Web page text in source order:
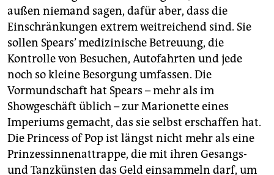
außen niemand sagen, dafür aber, dass die
Einschränkungen extrem weitreichend sind. Sie
sollen Spears’ medizinische Betreuung, die
Kontrolle von Besuchen, Autofahrten und jede
noch so kleine Besorgung umfassen. Die
Vormundschaft hat Spears – mehr als im
Showgeschäft üblich – zur Marionette eines
Imperiums gemacht, das sie selbst erschaffen hat.
Die Princess of Pop ist längst nicht mehr als eine
Prinzessinnenattrappe, die mit ihren Gesangs-
und Tanzkünsten das Geld einsammeln darf, um